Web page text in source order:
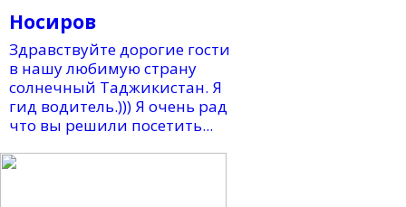
Носиров
Здравствуйте дорогие гости
в нашу любимую страну
солнечный Таджикистан. Я
гид водитель.))) Я очень рад
что вы решили посетить...